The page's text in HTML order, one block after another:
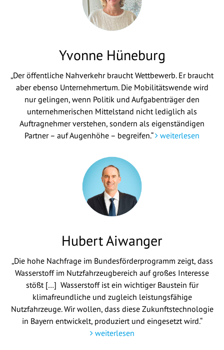
Yvonne Hüneburg
„Der öffentliche Nahverkehr braucht Wettbewerb. Er braucht
aber ebenso Unternehmertum. Die Mobilitätswende wird
nur gelingen, wenn Politik und Aufgabenträger den
unternehmerischen Mittelstand nicht lediglich als
Auftragnehmer verstehen, sondern als eigenständigen
Partner – auf Augenhöhe – begreifen.“
weiterlesen
Hubert Aiwanger
„Die hohe Nachfrage im Bundesförderprogramm zeigt, dass
Wasserstoff im Nutzfahrzeugbereich auf großes Interesse
stößt […] Wasserstoff ist ein wichtiger Baustein für
klimafreundliche und zugleich leistungsfähige
Nutzfahrzeuge. Wir wollen, dass diese Zukunftstechnologie
in Bayern entwickelt, produziert und eingesetzt wird.“
weiterlesen